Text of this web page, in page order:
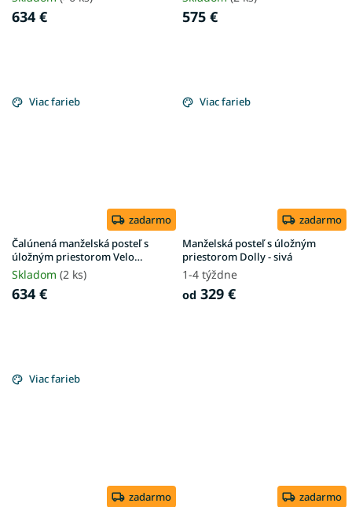
634 € 575 €
Viac farieb
zadarmo
Čalúnená manželská posteľ s
úložným priestorom Velo
180x200 - olivová Anthology
Skladom (2 ks)
634 €
Viac farieb
zadarmo
Manželská posteľ s úložným
priestorom Dolly - sivá
1-4 týždne
od 329 €
Viac farieb
zadarmo
zadarmo